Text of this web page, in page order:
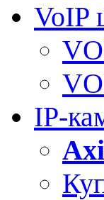
VoIP
IP-